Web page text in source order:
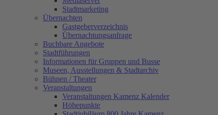
Stadtmarketing
Übernachten
Gastgeberverzeichnis
Übernachtungsanfrage
Buchbare Angebote
Stadtführungen
Informationen für Gruppen und Busse
Museen, Ausstellungen & Stadtarchiv
Bühnen / Theater
Veranstaltungen
Veranstaltungen Kamenz Kalender
Höhepunkte